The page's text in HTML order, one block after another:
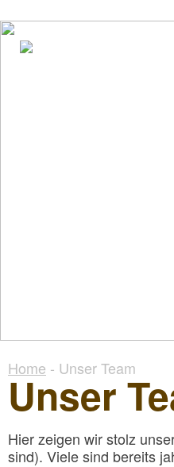
Home - Unser Team
Unser
Hier zeigen wir stolz
sind). Viele sind bereits